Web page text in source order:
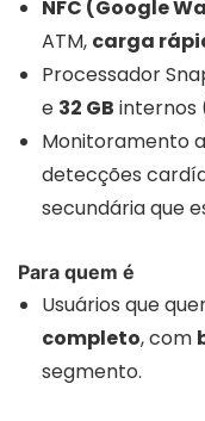
NFC (Google
ATM, carga
Processador
e 32 GB internos
Monitoramento
detecções
secundária que
Para quem é
Usuários que
completo, com
segmento.